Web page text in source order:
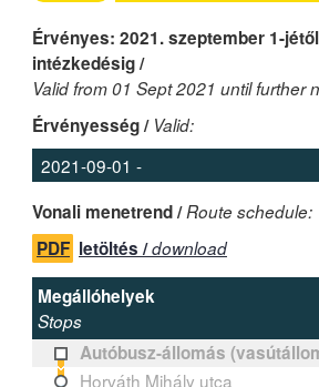
Érvényes: 2021. szeptember 1-
intézkedésig /
Valid from 01 Sept 2021 until further
Érvényesség / Valid:
Vonali menetrend /Route schedule:
PDF letöltés /download
Megállóhelyek
Stops
Autóbusz-állomás
Horváth Mihály utca